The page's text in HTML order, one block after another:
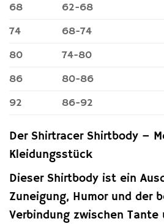
68
62-68
74
68-74
80
74-80
86
80-86
92
86-92
Der Shirtracer Shirtbody –
Kleidungsstück
Dieser Shirtbody ist ein
Zuneigung, Humor und der
Verbindung zwischen Tante